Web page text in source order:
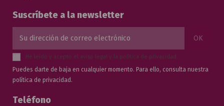
Suscríbete a la newsletter
He leído y acepto el aviso legal y la política de privacidad.
Puedes darte de baja en cualquier momento. Para ello, consulta nuestra
política de privacidad.
Teléfono